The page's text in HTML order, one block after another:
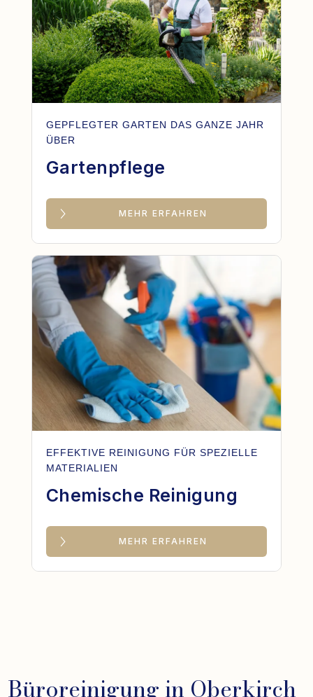
GEPFLEGTER GARTEN DAS GANZE JAHR
ÜBER
Gartenpflege
MEHR ERFAHREN
EFFEKTIVE REINIGUNG FÜR SPEZIELLE
MATERIALIEN
Chemische Reinigung
MEHR ERFAHREN
Büroreinigung in Oberkirch